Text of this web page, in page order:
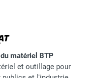
matériel BTP
et outillage pour